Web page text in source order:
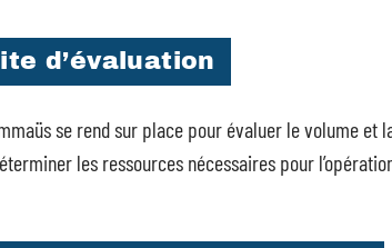
d’évaluation
se rend sur place pour évaluer le volume et
les ressources nécessaires pour